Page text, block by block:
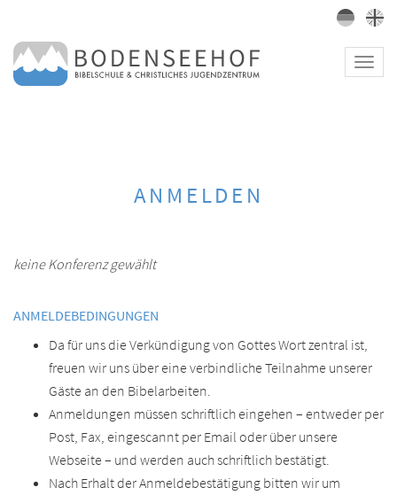
ANMELDEN
keine Konferenz gewählt
ANMELDEBEDINGUNGEN
Da für uns die Verkündigung von Gottes Wort zentral ist,
freuen wir uns über eine verbindliche Teilnahme unserer
Gäste an den Bibelarbeiten.
Anmeldungen müssen schriftlich eingehen – entweder per
Post, Fax, eingescannt per Email oder über unsere
Webseite – und werden auch schriftlich bestätigt.
Nach Erhalt der Anmeldebestätigung bitten wir um